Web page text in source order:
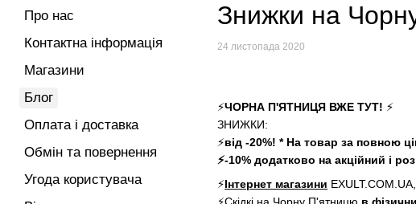
Знижки на
24 листопада 2020
⚡ЧОРНА П'ЯТНИЦЯ ВЖЕ ТУТ! ⚡
ЗНИЖКИ:
⚡від -20%! * На товар за повною
⚡-10% додатково на акційний і
⚡Інтернет магазини
Про нас
Контактна інформація
Магазини
Блог
Оплата і доставка
Обмін та повернення
Угода користувача